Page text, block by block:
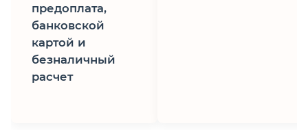
предоплата,
банковской
картой и
безналичный
расчет